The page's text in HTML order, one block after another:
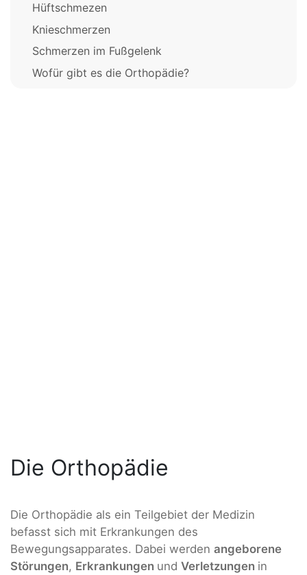
Hüftschmezen
Knieschmerzen
Schmerzen im Fußgelenk
Wofür gibt es die Orthopädie?
Die Orthopädie
Die Orthopädie als ein Teilgebiet der Medizin
befasst sich mit Erkrankungen des
Bewegungsapparates. Dabei werden angeborene
Störungen, Erkrankungen und Verletzungen in